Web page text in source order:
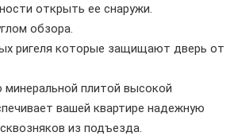
открыть ее снаружи.
обзора.
ригеля которые защищают дверь от
минеральной плитой высокой
вашей квартире надежную
из подъезда.